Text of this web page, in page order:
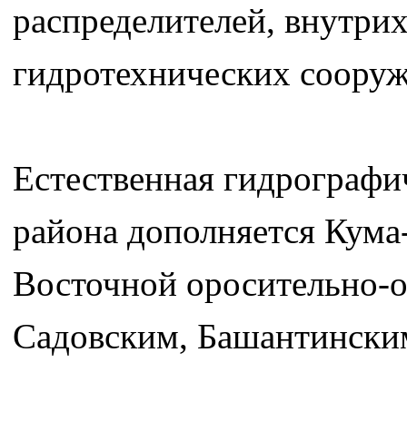
распределителей,
гидротехнических
Естественная
района дополняется
Восточной
Садовским,